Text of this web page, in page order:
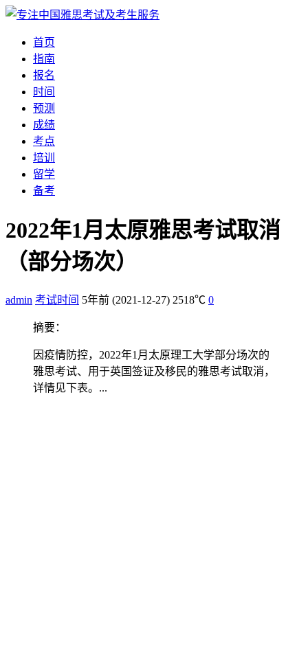
首页
指南
报名
时间
预测
成绩
考点
培训
留学
备考
2022年1月太原雅思考试取消
（部分场次）
admin 考试时间 5年前 (2021-12-27) 2518℃ 0
摘要：
因疫情防控，2022年1月太原理工大学部分场次的
雅思考试、用于英国签证及移民的雅思考试取消，
详情见下表。...